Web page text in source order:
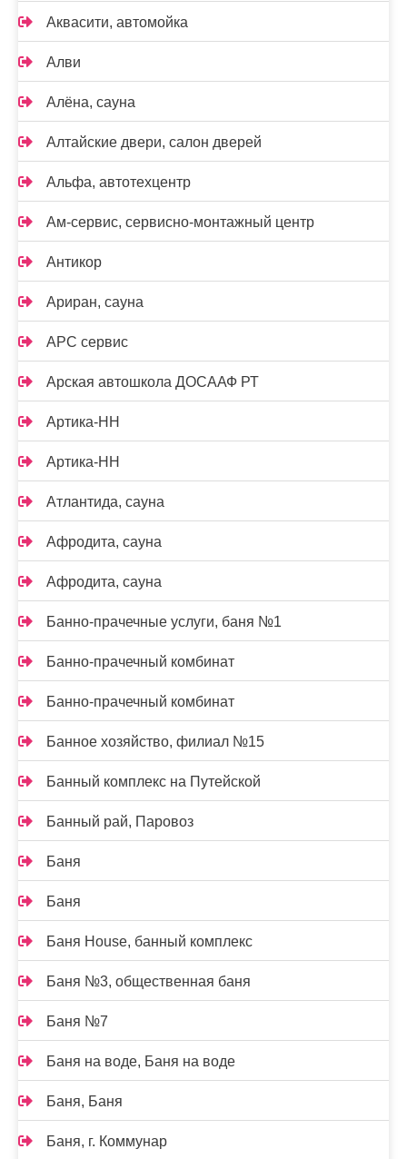
Аквасити, автомойка
Алви
Алёна, сауна
Алтайские двери, салон дверей
Альфа, автотехцентр
Ам-сервис, сервисно-монтажный центр
Антикор
Ариран, сауна
АРС сервис
Арская автошкола ДОСААФ РТ
Артика-НН
Артика-НН
Атлантида, сауна
Афродита, сауна
Афродита, сауна
Банно-прачечные услуги, баня №1
Банно-прачечный комбинат
Банно-прачечный комбинат
Банное хозяйство, филиал №15
Банный комплекс на Путейской
Банный рай, Паровоз
Баня
Баня
Баня House, банный комплекс
Баня №3, общественная баня
Баня №7
Баня на воде, Баня на воде
Баня, Баня
Баня, г. Коммунар